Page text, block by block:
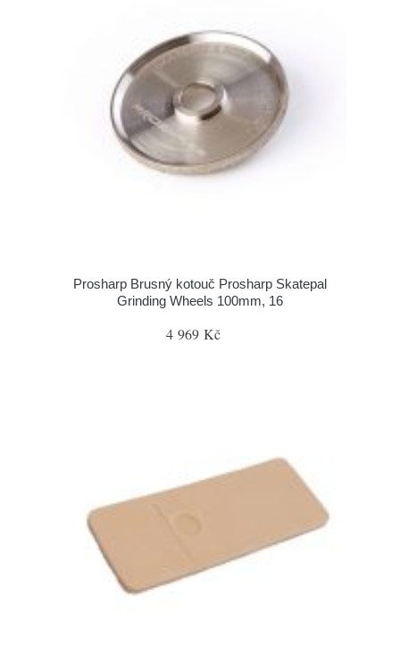
Prosharp Brusný kotouč Prosharp Skatepal
Grinding Wheels 100mm, 16
4 969 Kč